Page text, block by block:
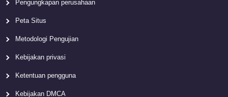
Pengungkapan perusahaan
Peta Situs
Metodologi Pengujian
Kebijakan privasi
Ketentuan pengguna
Kebijakan DMCA